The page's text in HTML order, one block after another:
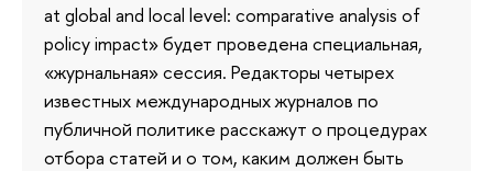
at global and local level: comparative analysis of
policy impact» будет проведена специальная,
«журнальная» сессия. Редакторы четырех
известных международных журналов по
публичной политике расскажут о процедурах
отбора статей и о том, каким должен быть